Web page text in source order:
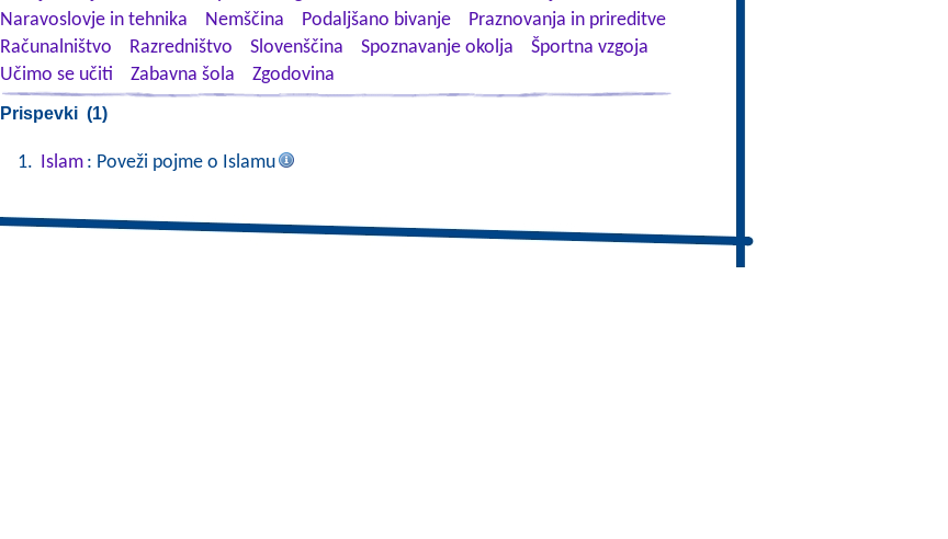
Naravoslovje in tehnika
Nemščina Podaljšano bivanje
Praznovanja in prireditve
Računalništvo
Razredništvo Slovenščina Spoznavanje okolja
Športna vzgoja
Učimo se učiti
Zabavna šola Zgodovina
Prispevki (1)
Islam : Poveži pojme o Islamu